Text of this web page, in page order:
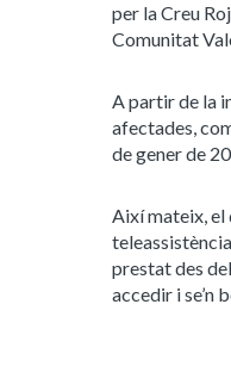
per la Creu
Comunitat
A partir de la
afectades,
de gener de
Així mateix, el
prestat des
accedir i se’n